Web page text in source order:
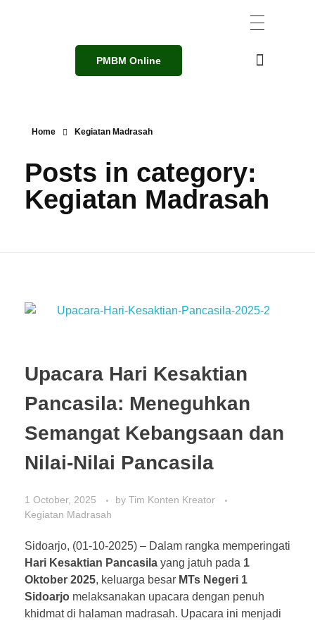
PMBM Online
Home Kegiatan Madrasah
Posts in category:
Kegiatan Madrasah
Upacara Hari Kesaktian
Pancasila: Meneguhkan
Semangat Kebangsaan dan
Nilai-Nilai Pancasila
1 October, 2025 by Tim Konten Kreator
Kegiatan Madrasah
Sidoarjo, (01-10-2025) – Dalam rangka memperingati
Hari Kesaktian Pancasila yang jatuh pada 1
Oktober 2025, keluarga besar MTs Negeri 1
Sidoarjo melaksanakan upacara dengan penuh
khidmat di halaman madrasah. Upacara ini menjadi